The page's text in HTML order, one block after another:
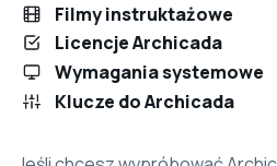
Filmy instruktażowe
Licencje Archicada
Wymagania systemowe
Klucze do Archicada